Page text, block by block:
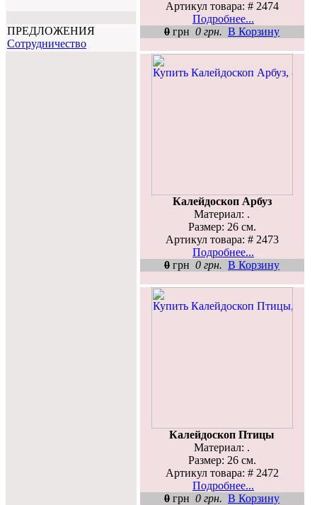
ПРЕДЛОЖЕНИЯ
Cотрудничество
Артикул товара: # 2474
Подробнее...
0 грн 0 грн. В Корзину
Калейдоскоп Арбуз
Материал: .
Размер: 26 см.
Артикул товара: # 2473
Подробнее...
0 грн 0 грн. В Корзину
Калейдоскоп Птицы
Материал: .
Размер: 26 см.
Артикул товара: # 2472
Подробнее...
0 грн 0 грн. В Корзину